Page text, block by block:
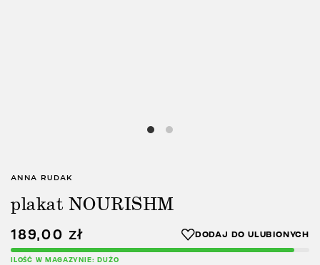
ANNA RUDAK
plakat NOURISHM
189,00 zł
ILOŚĆ W MAGAZYNIE: DUŻO